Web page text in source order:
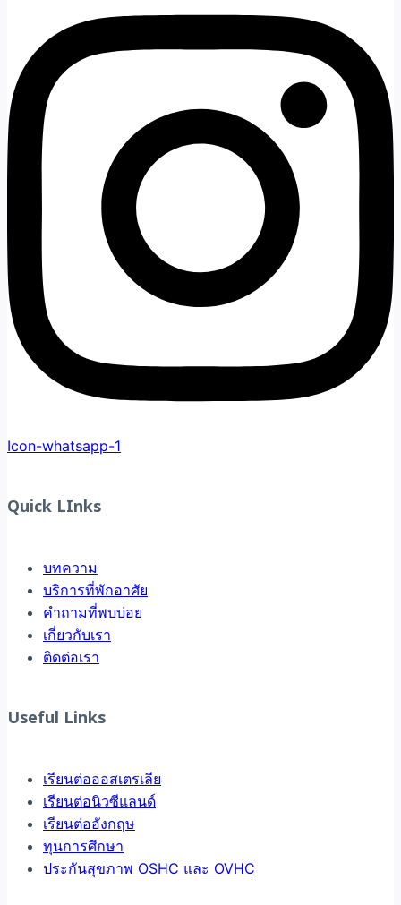
Icon-whatsapp-1
Quick LInks
บทความ
บริการที่พักอาศัย
คำถามที่พบบ่อย
เกี่ยวกับเรา
ติดต่อเรา
Useful Links
เรียนต่อออสเตรเลีย
เรียนต่อนิวซีแลนด์
เรียนต่ออังกฤษ
ทุนการศึกษา
ประกันสุขภาพ OSHC และ OVHC